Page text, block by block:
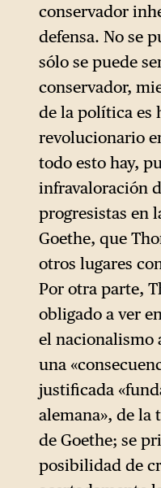
conservador
defensa. No se
sólo se puede
conservador,
de la política es
revolucionario
todo esto hay,
infravaloración
progresistas en
Goethe, que
otros lugares
Por otra parte,
obligado a ver
el nacionalismo
una
justificada
alemana», de la
de Goethe; se
posibilidad de